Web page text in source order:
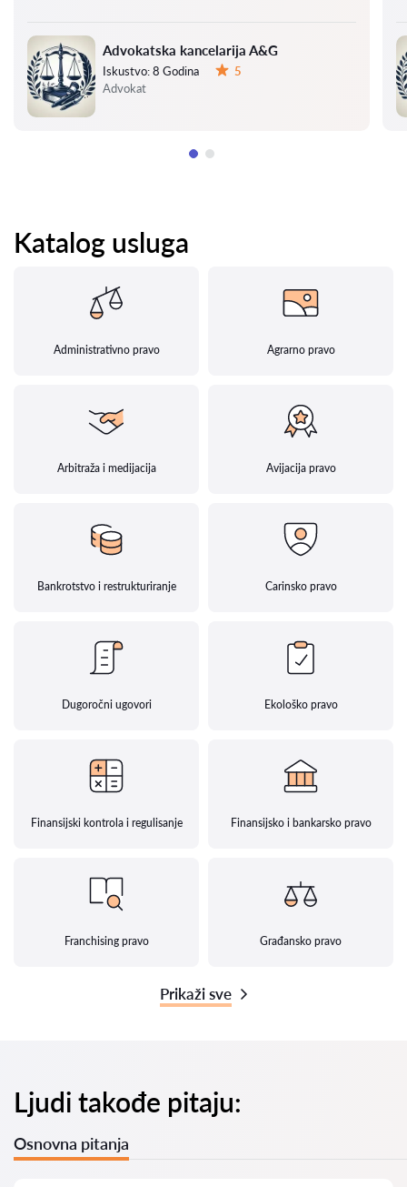
Advokatska kancelarija A&G
Iskustvo:8 Godina
5
Advokat
Katalog usluga
Administrativno pravo Agrarno pravo
Arbitraža i medijacija Avijacija pravo
Bankrotstvo i restrukturiranje Carinsko pravo
Dugoročni ugovori Ekološko pravo
Finansijski kontrola i regulisanje Finansijsko i bankarsko pravo
Franchising pravo Građansko pravo
Prikaži sve
Ljudi takođe pitaju:
Osnovna pitanja